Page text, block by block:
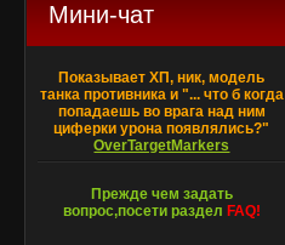
Мини-чат
Показывает ХП, ник, модель
танка противника и "... что б когда
попадаешь во врага над ним
циферки урона появлялись?"
OverTargetMarkers
Прежде чем задать
вопрос,посети раздел FAQ!